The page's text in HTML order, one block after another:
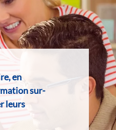
en
sur-
leurs